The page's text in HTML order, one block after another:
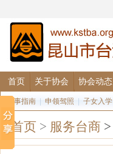
首页 关于协会 协会动态
办事指南 申领驾照 子女入学
首页 > 服务台商 >